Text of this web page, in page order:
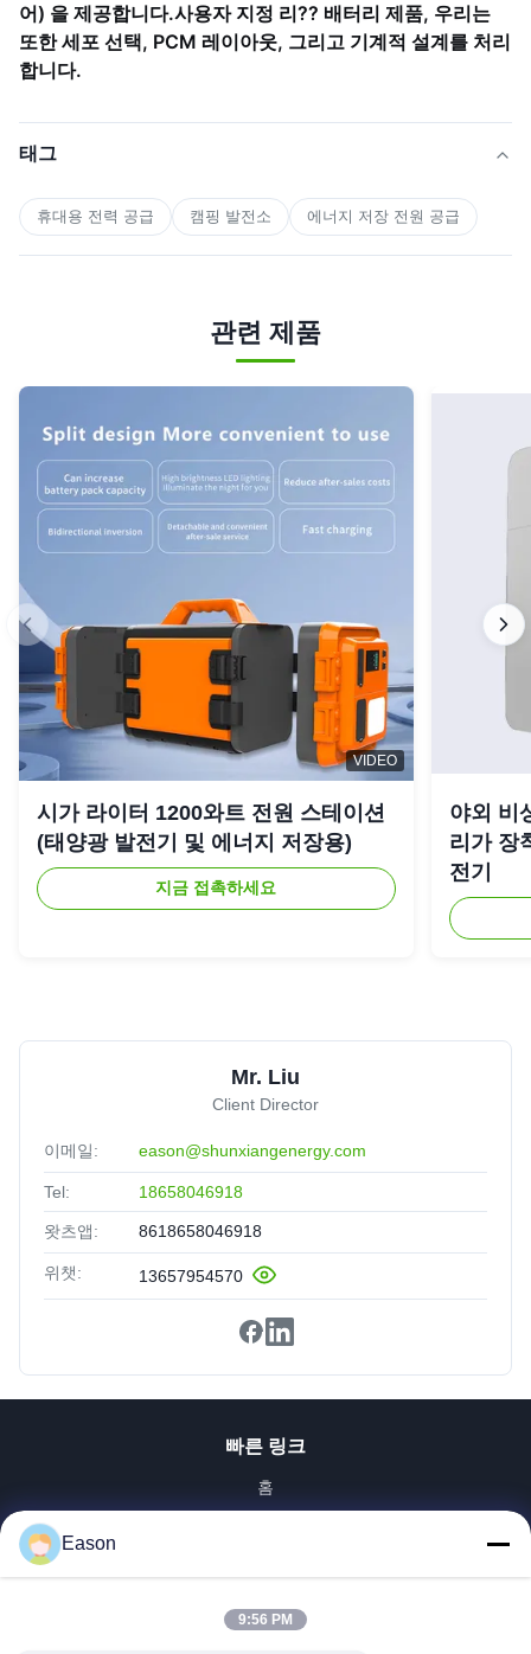
어) 을 제공합니다.사용자 지정 리?? 배터리 제품, 우리는
또한 세포 선택, PCM 레이아웃, 그리고 기계적 설계를 처리
합니다.
태그
휴대용 전력 공급 캠핑 발전소 에너지 저장 전원 공급
관련 제품
VIDEO
시가 라이터 1200와트 전원 스테이션
(태양광 발전기 및 에너지 저장용)
지금 접촉하세요
야외 비
리가 장
전기
Mr. Liu
Client Director
이메일: eason@shunxiangenergy.com
Tel: 18658046918
왓츠앱: 8618658046918
위챗: 13657954570
빠른 링크
홈
공장 투어
Eason
9:56 PM